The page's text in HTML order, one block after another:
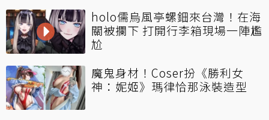
holo儒烏風亭螺鈿來台灣！在海
關被攔下 打開行李箱現場一陣尷
尬
魔鬼身材！Coser扮《勝利女
神：妮姬》瑪律恰那泳裝造型